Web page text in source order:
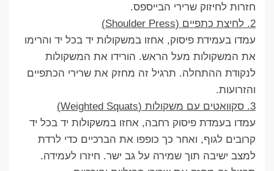
חזרות לחיזוק שרירי הבייספס.
2. לחיצת כתפיים (Shoulder Press)
עמדו בעמידת פיסוק, אחזו במשקולות יד בכל יד והרימו
את המשקולות מעל הראש. הורידו את המשקולות
לנקודת ההתחלה. תרגיל זה מחזק את שרירי הכתפיים
והזרועות.
3. סקוואטים עם משקולות (Weighted Squats)
עמדו בעמדת פיסוק רחבה, אחזו במשקולות יד בכל יד
קרובים לגוף, ואחר כך כופפו את הברכיים כדי לרדת
למצב ישיבה תוך שמירה על גב ישר. חיזרו לעמידה.